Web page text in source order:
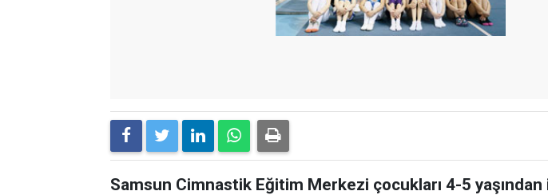
Samsun Cimnastik Eğitim Merkezi çocukları 4-5